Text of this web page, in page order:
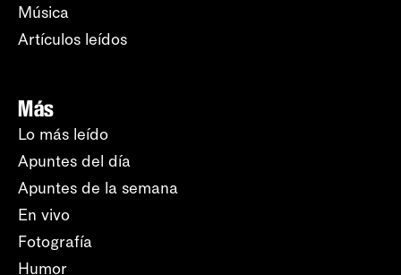
Música
Artículos leídos
Más
Lo más leído
Apuntes del día
Apuntes de la semana
En vivo
Fotografía
Humor